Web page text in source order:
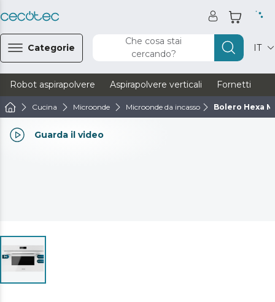
Categorie
Che cosa stai
cercando?
IT
Robot aspirapolvere Aspirapolvere verticali Fornetti
Cucina Microonde Microonde da incasso Bolero Hexa
Guarda il video